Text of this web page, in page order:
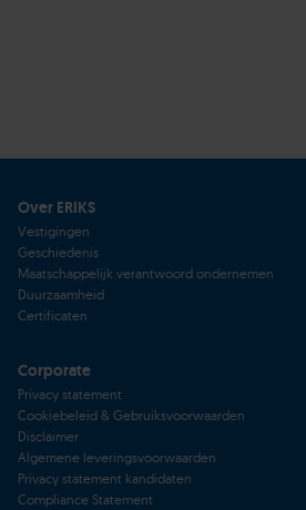
Over ERIKS
Vestigingen
Geschiedenis
Maatschappelijk verantwoord ondernemen
Duurzaamheid
Certificaten
Corporate
Privacy statement
Cookiebeleid & Gebruiksvoorwaarden
Disclaimer
Algemene leveringsvoorwaarden
Privacy statement kandidaten
Compliance Statement